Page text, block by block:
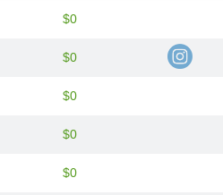
$0
$0
$0
$0
$0